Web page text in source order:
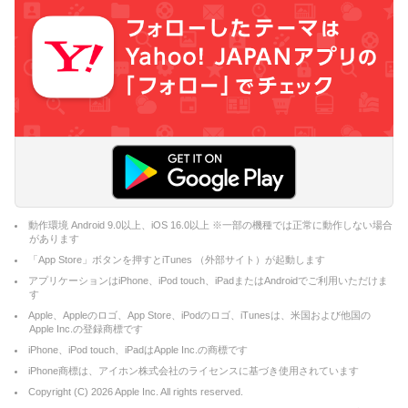
動作環境 Android 9.0以上、iOS 16.0以上 ※一部の機種では正常に動作しない場合
があります
「App Store」ボタンを押すとiTunes （外部サイト）が起動します
アプリケーションはiPhone、iPod touch、iPadまたはAndroidでご利用いただけま
す
Apple、Appleのロゴ、App Store、iPodのロゴ、iTunesは、米国および他国の
Apple Inc.の登録商標です
iPhone、iPod touch、iPadはApple Inc.の商標です
iPhone商標は、アイホン株式会社のライセンスに基づき使用されています
Copyright (C) 2026Apple Inc. All rights reserved.